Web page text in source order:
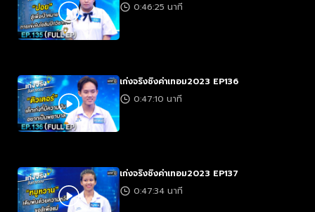
0:46:25 นาที
เก่งจริงชิงค่าเทอม2023 EP136
0:47:10 นาที
เก่งจริงชิงค่าเทอม2023 EP137
0:47:34 นาที